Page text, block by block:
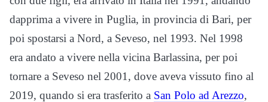
dapprima a vivere in Puglia, in provincia di Bari, per
poi spostarsi a Nord, a Seveso, nel 1993. Nel 1998
era andato a vivere nella vicina Barlassina, per poi
tornare a Seveso nel 2001, dove aveva vissuto fino al
2019, quando si era trasferito a San Polo ad Arezzo,